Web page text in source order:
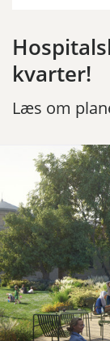
kvarter!
Læs om